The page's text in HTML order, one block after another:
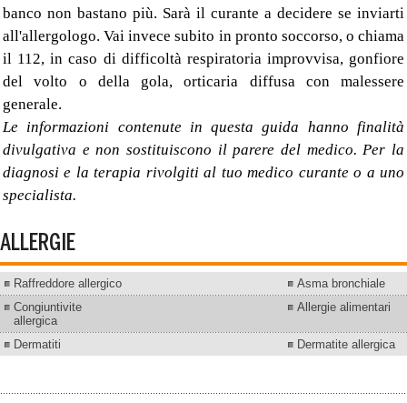
banco non bastano più. Sarà il curante a decidere se inviarti
all'allergologo. Vai invece subito in pronto soccorso, o chiama
il 112, in caso di difficoltà respiratoria improvvisa, gonfiore
del volto o della gola, orticaria diffusa con malessere
generale.
Le informazioni contenute in questa guida hanno finalità
divulgativa e non sostituiscono il parere del medico. Per la
diagnosi e la terapia rivolgiti al tuo medico curante o a uno
specialista.
ALLERGIE
Raffreddore allergico
Asma bronchiale
Congiuntivite
allergica
Allergie alimentari
Dermatiti Dermatite allergica